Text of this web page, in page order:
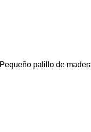
Pequeño palillo de